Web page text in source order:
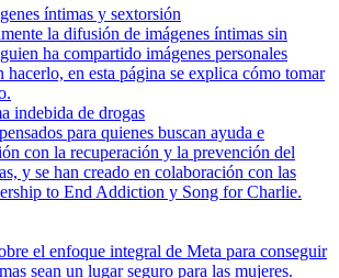
íntimas y sextorsión
la difusión de imágenes íntimas sin
ha compartido imágenes personales
hacerlo, en esta página se explica cómo tomar
indebida de drogas
para quienes buscan ayuda e
con la recuperación y la prevención del
y se han creado en colaboración con las
to End Addiction y Song for Charlie.
el enfoque integral de Meta para conseguir
sean un lugar seguro para las mujeres.